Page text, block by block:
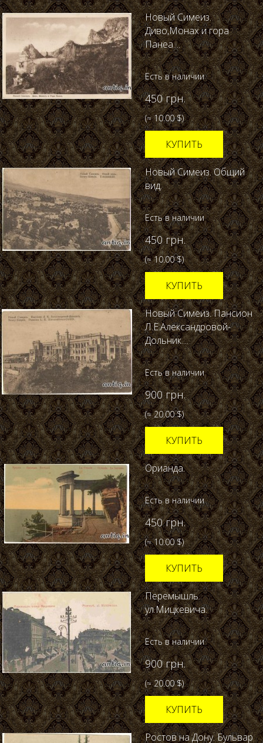
Новый Симеиз.
Диво,Монах и гора
Панеа....
Есть в наличии
450 грн.
(≈ 10.00 $)
КУПИТЬ
Новый Симеиз. Общий
вид.
Есть в наличии
450 грн.
(≈ 10.00 $)
КУПИТЬ
Новый Симеиз. Пансион
Л.Е.Александровой-
Дольник....
Есть в наличии
900 грн.
(≈ 20.00 $)
КУПИТЬ
Орианда.
Есть в наличии
450 грн.
(≈ 10.00 $)
КУПИТЬ
Перемышль.
ул.Мицкевича.
Есть в наличии
900 грн.
(≈ 20.00 $)
КУПИТЬ
Ростов на Дону. Бульвар